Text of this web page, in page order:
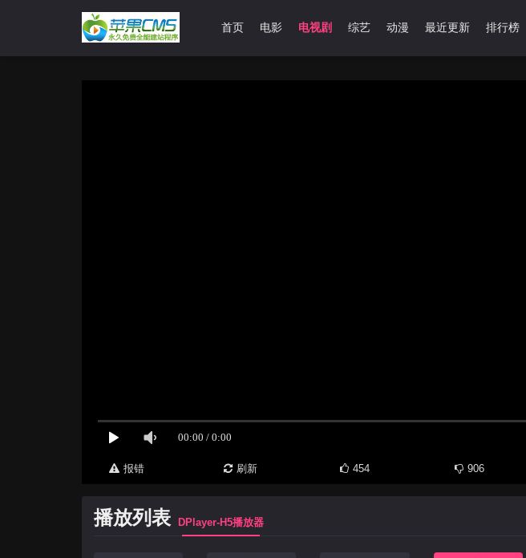
首页 电影 电视剧 综艺 动漫 最近更新 排行榜
报错 刷新 454 906
播放列表 DPlayer-H5播放器